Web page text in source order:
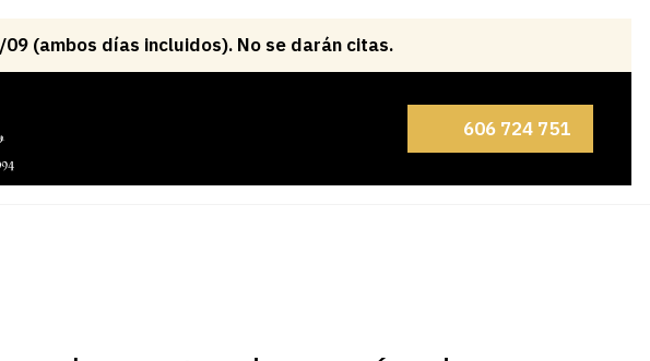
606 724 751